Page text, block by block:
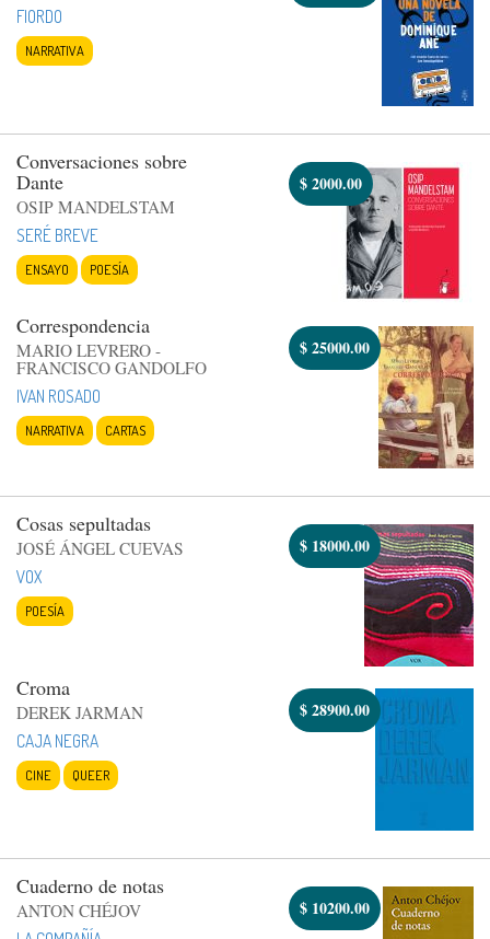
FIORDO
NARRATIVA
Conversaciones sobre
Dante
OSIP MANDELSTAM
SERÉ BREVE
ENSAYO POESÍA
$2000.00
Correspondencia
MARIO LEVRERO -
FRANCISCO GANDOLFO
IVAN ROSADO
NARRATIVA CARTAS
$25000.00
Cosas sepultadas
JOSÉ ÁNGEL CUEVAS
VOX
POESÍA
$ 18000.00
Croma
DEREK JARMAN
CAJA NEGRA
CINE QUEER
$28900.00
Cuaderno de notas
ANTON CHÉJOV
$ 10200.00